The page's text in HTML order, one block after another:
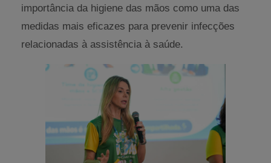
importância da higiene das mãos como uma das
medidas mais eficazes para prevenir infecções
relacionadas à assistência à saúde.